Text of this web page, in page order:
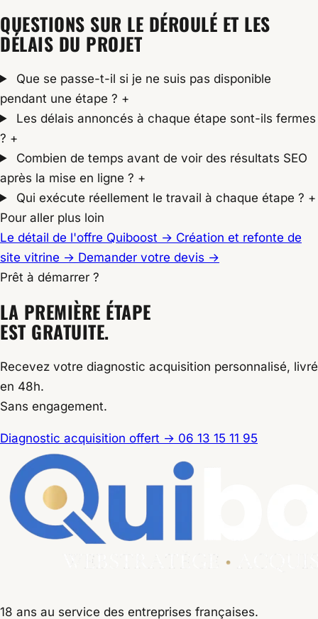
QUESTIONS SUR LE DÉROULÉ ET LES
DÉLAIS DU PROJET
Que se passe-t-il si je ne suis pas disponible
pendant une étape ? +
Les délais annoncés à chaque étape sont-ils fermes
? +
Combien de temps avant de voir des résultats SEO
après la mise en ligne ? +
Qui exécute réellement le travail à chaque étape ? +
Pour aller plus loin
Le détail de l'offre Quiboost → Création et refonte de
site vitrine → Demander votre devis →
Prêt à démarrer ?
LA PREMIÈRE ÉTAPE
EST GRATUITE.
Recevez votre diagnostic acquisition personnalisé, livré
en 48h.
Sans engagement.
Diagnostic acquisition offert → 06 13 15 11 95
18 ans au service des entreprises françaises.